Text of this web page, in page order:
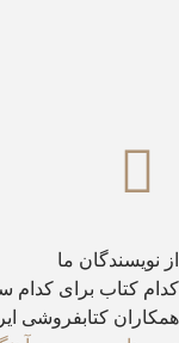
از نویسندگان ما
کدام کتاب برای کدام
همکاران کتابفروشی